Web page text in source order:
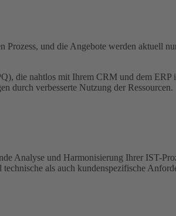
und die Angebote werden aktuell
die nahtlos mit Ihrem CRM und dem ERP
durch verbesserte Nutzung der Ressourcen.
Analyse und Harmonisierung Ihrer IST-
als auch kundenspezifische